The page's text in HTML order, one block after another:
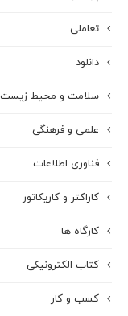
تعاملی
دانلود
سلامت و محیط زیست
علمی و فرهنگی
فناوری اطلاعات
کاراکتر و کاریکاتور
کارگاه ها
کتاب الکترونیکی
کسب و کار